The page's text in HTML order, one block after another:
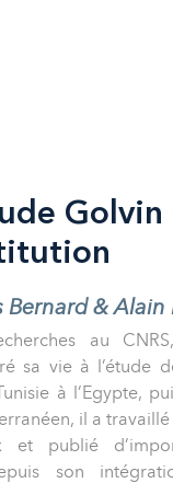
Golvin
Bernard & Alain
au
sa vie à l’étude
à l’Egypte,
il a travaillé
et publié
son